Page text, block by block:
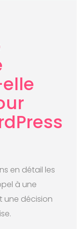
en détail les
à une
une décision